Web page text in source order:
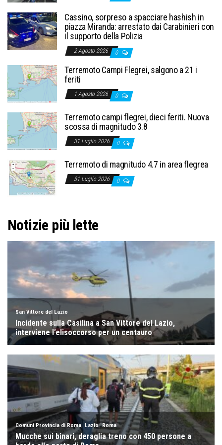
Cassino, sorpreso a spacciare hashish in
piazza Miranda: arrestato dai Carabinieri con
il supporto della Polizia
2 Agosto 2026 0
Terremoto Campi Flegrei, salgono a 21 i
feriti
1 Agosto 2026 0
Terremoto campi flegrei, dieci feriti. Nuova
scossa di magnitudo 3.8
31 Luglio 2026 0
Terremoto di magnitudo 4.7 in area flegrea
31 Luglio 2026 0
Notizie più lette